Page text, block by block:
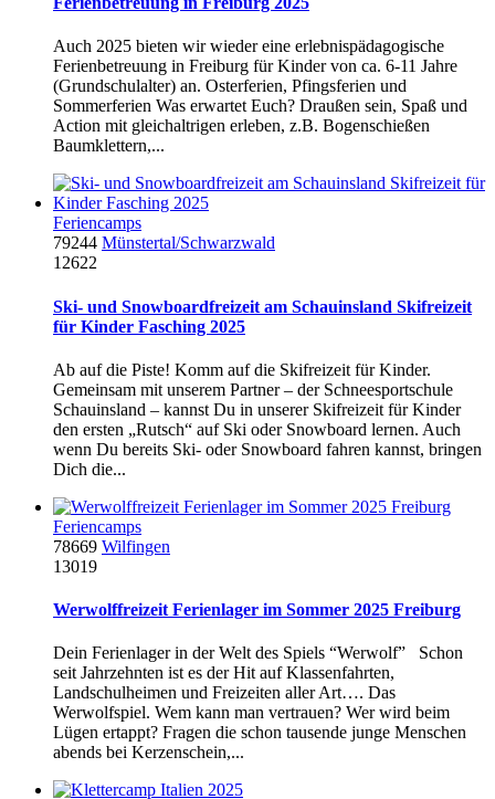
Auch 2025 bieten wir wieder eine erlebnispädagogische
Ferienbetreuung in Freiburg für Kinder von ca. 6-11 Jahre
(Grundschulalter) an. Osterferien, Pfingsferien und
Sommerferien Was erwartet Euch? Draußen sein, Spaß und
Action mit gleichaltrigen erleben, z.B. Bogenschießen
Baumklettern,...
Feriencamps
79244 Münstertal/Schwarzwald
12622
Ski- und Snowboardfreizeit am Schauinsland Skifreizeit
für Kinder Fasching 2025
Ab auf die Piste! Komm auf die Skifreizeit für Kinder.
Gemeinsam mit unserem Partner – der Schneesportschule
Schauinsland – kannst Du in unserer Skifreizeit für Kinder
den ersten „Rutsch“ auf Ski oder Snowboard lernen. Auch
wenn Du bereits Ski- oder Snowboard fahren kannst, bringen
Dich die...
Feriencamps
78669 Wilfingen
13019
Werwolffreizeit Ferienlager im Sommer 2025 Freiburg
Dein Ferienlager in der Welt des Spiels “Werwolf” Schon
seit Jahrzehnten ist es der Hit auf Klassenfahrten,
Landschulheimen und Freizeiten aller Art…. Das
Werwolfspiel. Wem kann man vertrauen? Wer wird beim
Lügen ertappt? Fragen die schon tausende junge Menschen
abends bei Kerzenschein,...